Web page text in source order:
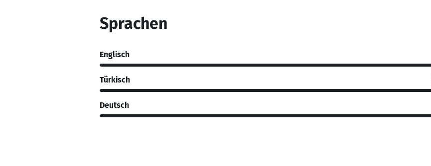
Sprachen
Englisch
Türkisch
Deutsch